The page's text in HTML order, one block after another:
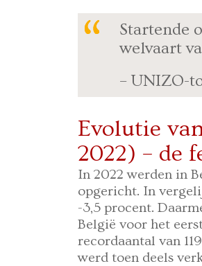
Startende
welvaart
– UNIZO-
Evolutie
2022) – de
In 2022 werden in
opgericht. In
-3,5 procent.
België voor het
recordaantal van
werd toen deels